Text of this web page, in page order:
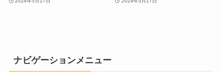
ナビゲーションメニュー